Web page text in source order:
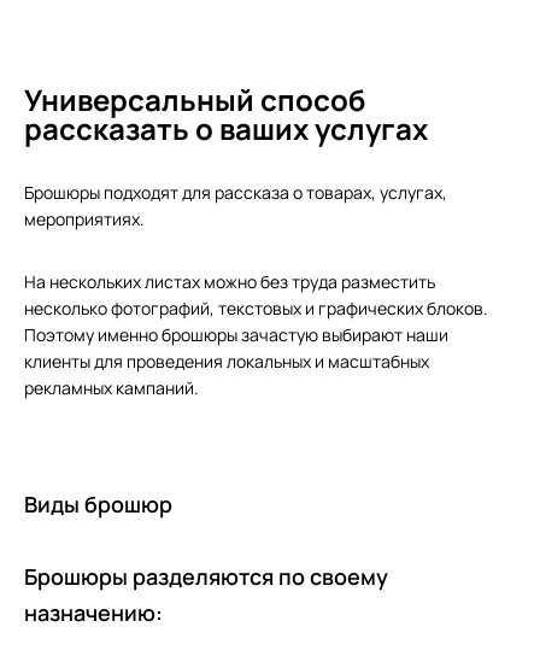
Универсальный способ
рассказать о ваших услугах
Брошюры подходят для рассказа о товарах, услугах,
мероприятиях.
На нескольких листах можно без труда разместить
несколько фотографий, текстовых и графических блоков.
Поэтому именно брошюры зачастую выбирают наши
клиенты для проведения локальных и масштабных
рекламных кампаний.
Виды брошюр
Брошюры разделяются по своему
назначению:
Блокноты
Открытки
Приглашения
Папки
Дипломы и грамоты
Уголки потребителя
Роллапы
Печать чертежей
Дизайн полиграфии
Дизайн рекламных конструкций
Подготовка наклеек
Коллажи